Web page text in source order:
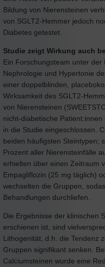
Bildung von Nierensteinen
von SGLT2-Hemmer jedoch
Diabetes getestet.
Studie zeigt Wirkung auch
Ein Forschungsteam unter
Nephrologie und Hypertonie
einer doppelblinden,
Wirksamkeit des SGLT2-
von Nierensteinen
nicht-diabetische
in die Studie eingeschlossen.
beiden häufigsten Steintypen;
Prozent aller Nierensteinfälle
erhielten über einen Zeitraum
Empagliflozin (25 mg täglich)
wechselten die Gruppen,
Behandlungen durchliefen.
Die Ergebnisse der klinischen
erschienen ist, sind
Lithogenität, d.h. die Tendenz
Gruppen signifikant senken.
Calciumsteinen wurde eine